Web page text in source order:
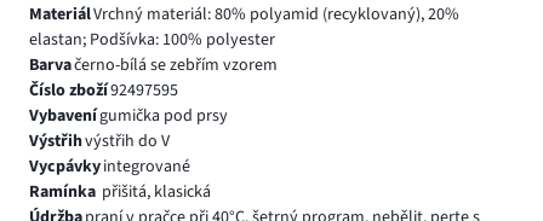
MateriálVrchný materiál: 80% polyamid (recyklovaný), 20%
elastan; Podšívka: 100% polyester
Barvačerno-bílá se zebřím vzorem
Číslo zboží92497595
Vybavenígumička pod prsy
Výstřihvýstřih do V
Vycpávkyintegrované
Ramínka přišitá, klasická